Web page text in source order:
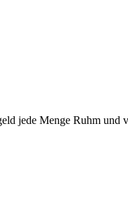
jede Menge Ruhm und